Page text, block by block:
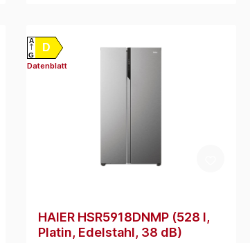
D
A
G
Datenblatt
HAIER HSR5918DNMP (528 l,
Platin, Edelstahl, 38 dB)